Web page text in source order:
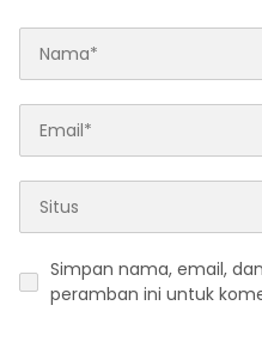
Simpan nama, email,
peramban ini untuk